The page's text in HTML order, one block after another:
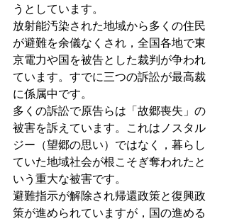
うとしています。
放射能汚染された地域から多くの住民
が避難を余儀なくされ，全国各地で東
京電力や国を被告とした裁判が争われ
ています。すでに三つの訴訟が最高裁
に係属中です。
多くの訴訟で原告らは「故郷喪失」の
被害を訴えています。これはノスタル
ジー（望郷の思い）ではなく，暮らし
ていた地域社会が根こそぎ奪われたと
いう重大な被害です。
避難指示が解除され帰還政策と復興政
策が進められていますが，国の進める